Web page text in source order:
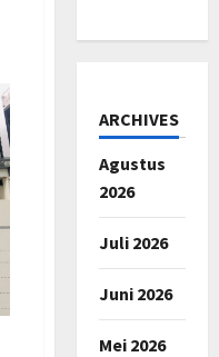
ARCHIVES
Agustus
2026
Juli 2026
Juni 2026
Mei 2026